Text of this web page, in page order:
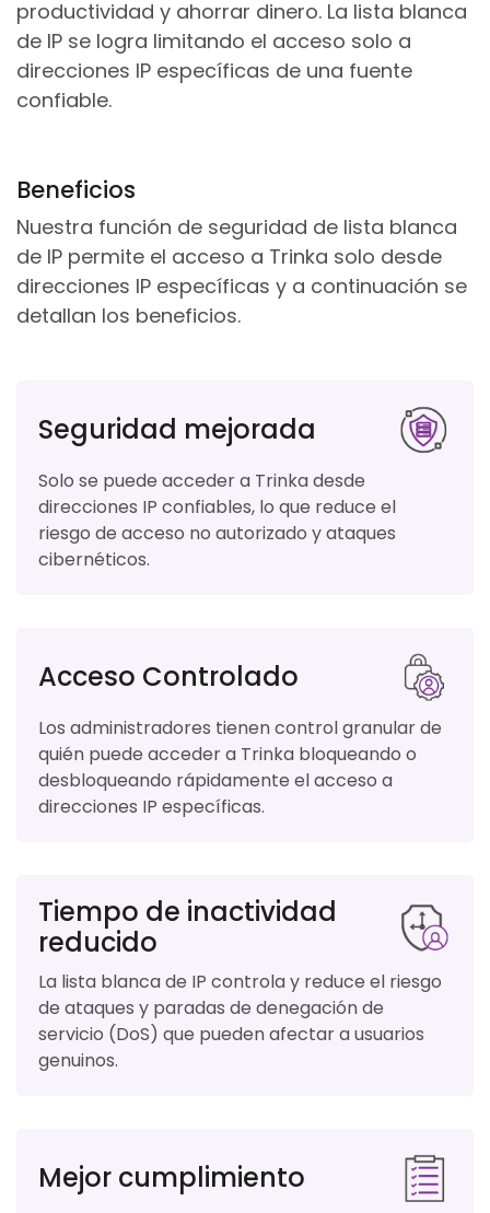
productividad y ahorrar dinero. La lista blanca
de IP se logra limitando el acceso solo a
direcciones IP específicas de una fuente
confiable.
Beneficios
Nuestra función de seguridad de lista blanca
de IP permite el acceso a Trinka solo desde
direcciones IP específicas y a continuación se
detallan los beneficios.
Seguridad mejorada
Solo se puede acceder a Trinka desde
direcciones IP confiables, lo que reduce el
riesgo de acceso no autorizado y ataques
cibernéticos.
Acceso Controlado
Los administradores tienen control granular de
quién puede acceder a Trinka bloqueando o
desbloqueando rápidamente el acceso a
direcciones IP específicas.
Tiempo de inactividad
reducido
La lista blanca de IP controla y reduce el riesgo
de ataques y paradas de denegación de
servicio (DoS) que pueden afectar a usuarios
genuinos.
Mejor cumplimiento